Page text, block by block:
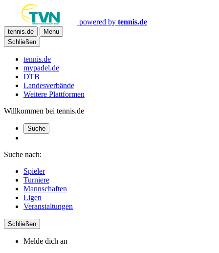
powered by tennis.de
tennis.de
Menu
Schließen
tennis.de
mypadel.de
DTB
Landesverbände
Weitere Plattformen
Willkommen bei tennis.de
Suche
Suche nach:
Spieler
Turniere
Mannschaften
Ligen
Veranstaltungen
Schließen
Melde dich an